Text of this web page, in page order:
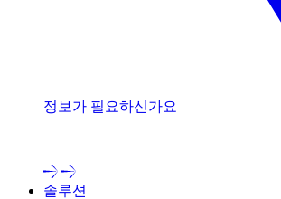
정보가 필요하신가요
솔루션